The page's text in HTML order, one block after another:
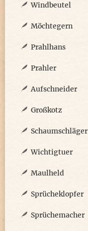
Windbeutel
Möchtegern
Prahlhans
Prahler
Aufschneider
Großkotz
Schaumschläger
Wichtigtuer
Maulheld
Sprücheklopfer
Sprüchemacher